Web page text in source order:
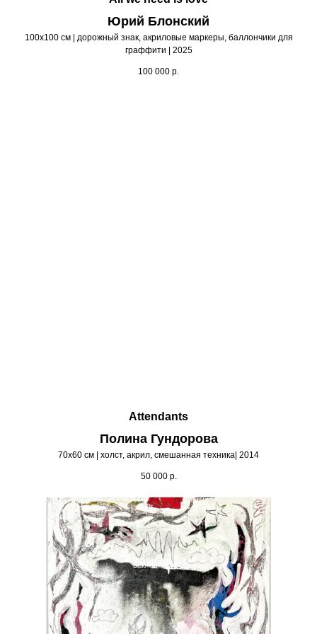
Юрий Блонский
100х100 см | дорожный знак, акриловые маркеры, баллончики для
граффити | 2025
100 000 р.
Attendants
Полина Гундорова
70х60 см | холст, акрил, смешанная техника| 2014
50 000 р.